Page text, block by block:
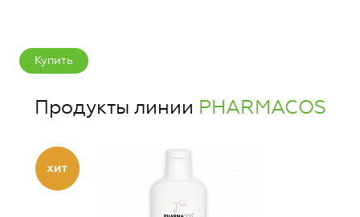
Купить
Продукты линии PHARMACOS